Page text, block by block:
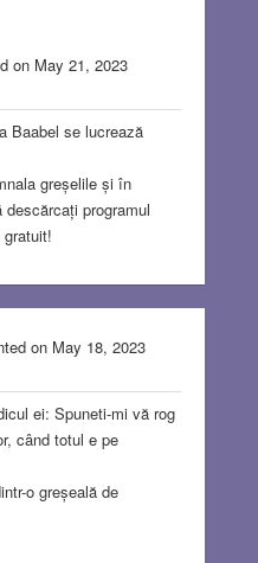
on May 21, 2023
Baabel se lucrează
greșelile și în
programul
on May 18, 2023
ei: Spuneti-mi vă rog
când totul e pe
o greșeală de